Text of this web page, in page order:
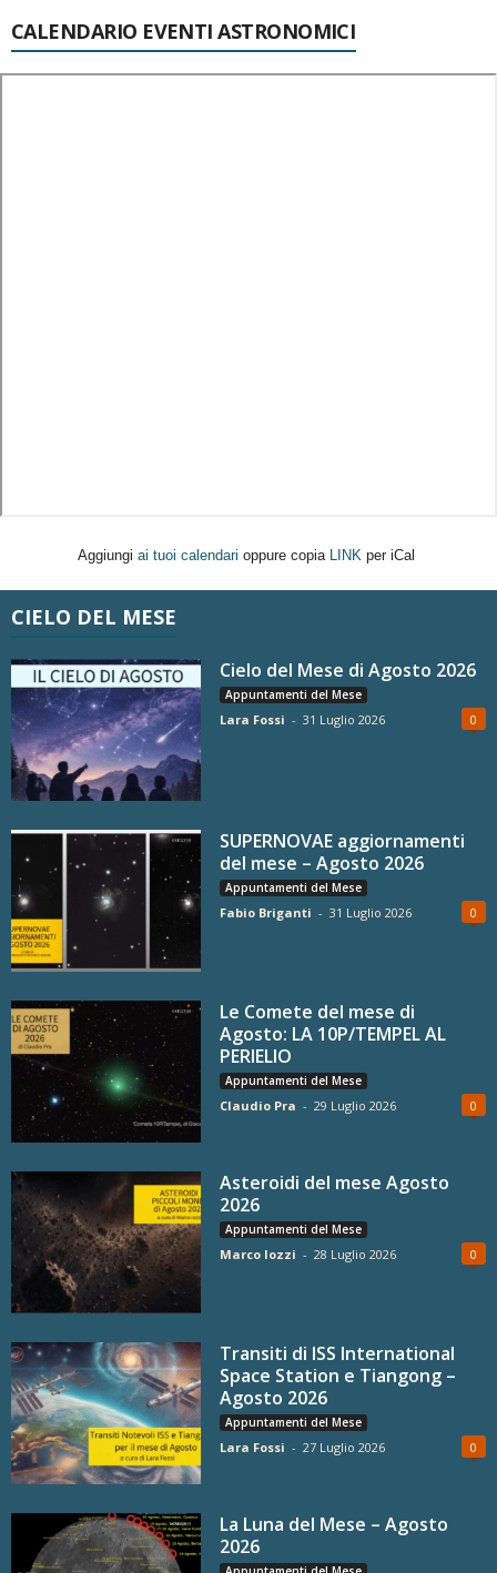
CALENDARIO EVENTI ASTRONOMICI
Aggiungi ai tuoi calendari oppure copia LINK per iCal
CIELO DEL MESE
Cielo del Mese di Agosto 2026
Appuntamenti del Mese
Lara Fossi - 31 Luglio 2026 0
SUPERNOVAE aggiornamenti
del mese – Agosto 2026
Appuntamenti del Mese
Fabio Briganti - 31 Luglio 2026 0
Le Comete del mese di
Agosto: LA 10P/TEMPEL AL
PERIELIO
Appuntamenti del Mese
Claudio Pra - 29 Luglio 2026 0
Asteroidi del mese Agosto
2026
Appuntamenti del Mese
Marco Iozzi - 28 Luglio 2026 0
Transiti di ISS International
Space Station e Tiangong –
Agosto 2026
Appuntamenti del Mese
Lara Fossi - 27 Luglio 2026 0
La Luna del Mese – Agosto
2026